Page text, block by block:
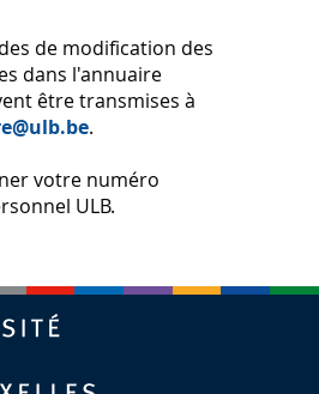
de modification des
dans l'annuaire
être transmises à
.
votre numéro
ULB.